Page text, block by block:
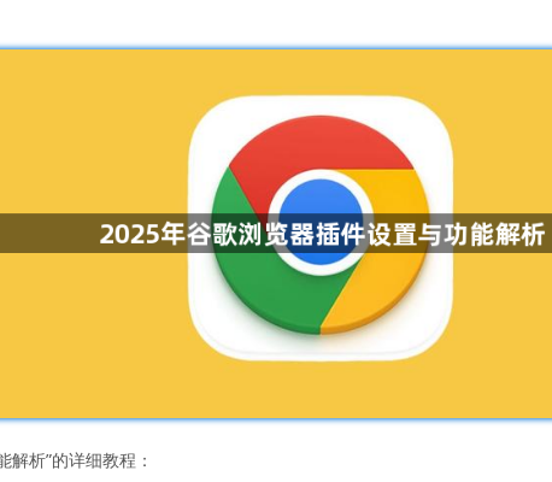
析”的详细教程：